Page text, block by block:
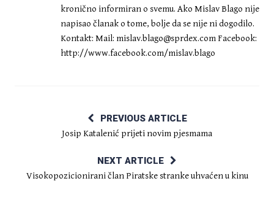
kronično informiran o svemu. Ako Mislav Blago nije
napisao članak o tome, bolje da se nije ni dogodilo.
Kontakt: Mail: mislav.blago@sprdex.com Facebook:
http://www.facebook.com/mislav.blago
PREVIOUS ARTICLE
Josip Katalenić prijeti novim pjesmama
NEXT ARTICLE
Visokopozicionirani član Piratske stranke uhvaćen u kinu